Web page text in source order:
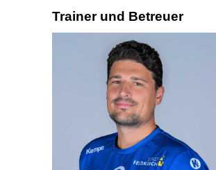
Trainer und Betreuer